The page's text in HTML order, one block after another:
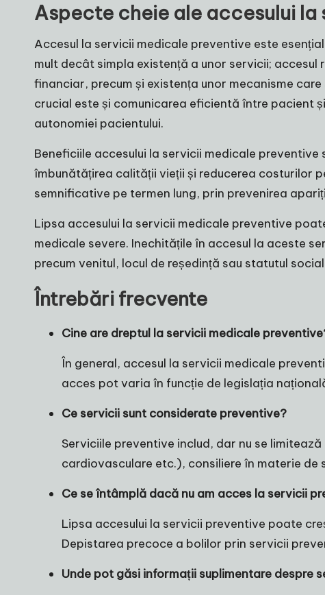
Aspecte cheie ale accesului
Accesul la servicii medicale preventive este
mult decât simpla existență a unor servicii;
financiar, precum și existența unor mecanisme
crucial este și comunicarea eficientă între pacient
autonomiei pacientului.
Beneficiile accesului la servicii medicale
îmbunătățirea calității vieții și reducerea costurilor
semnificative pe termen lung, prin prevenirea
Lipsa accesului la servicii medicale preventive
medicale severe. Inechitățile în accesul la aceste
precum venitul, locul de reședință sau statutul
Întrebări frecvente
Cine are dreptul la servicii medicale
În general, accesul la servicii medicale
acces pot varia în funcție de legislația
Ce servicii sunt considerate preventive?
Serviciile preventive includ, dar nu se
cardiovasculare etc.), consiliere în materie de
Ce se întâmplă dacă nu am acces la servicii
Lipsa accesului la servicii preventive poate
Depistarea precoce a bolilor prin servicii
Unde pot găsi informații suplimentare despre